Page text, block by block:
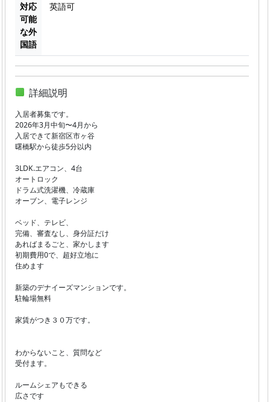
対応
可能
な外
国語
英語可
詳細説明
入居者募集です。
2026年3月中旬〜4月から
入居できて新宿区市ヶ谷
曙橋駅から徒歩5分以内
3LDK.エアコン、4台
オートロック
ドラム式洗濯機、冷蔵庫
オーブン、電子レンジ
ベッド、テレビ、
完備、審査なし、身分証だけ
あればまるごと、家かします
初期費用0で、超好立地に
住めます
新築のデナイーズマンションです。
駐輪場無料
家賃がつき３０万です。
わからないこと、質問など
受付ます。
ルームシェアもできる
広さです